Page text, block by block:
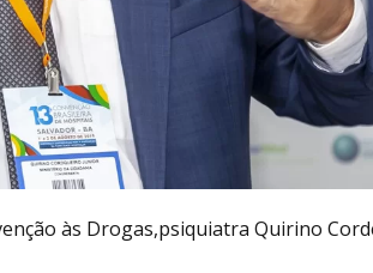
às Drogas,psiquiatra Quirino